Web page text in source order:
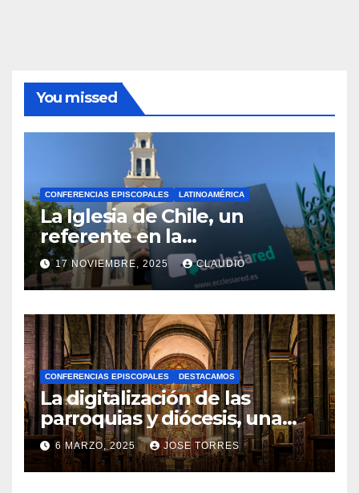
You missed
CONFERENCIAS EPISCOPALES LATINOAMÉRICA
La Iglesia de Chile, un
referente en la
transformación digital
gracias a Ecclesiared
17 NOVIEMBRE, 2025 CLAUDIO
N
O
H
A
Y
C
O
M
CONFERENCIAS EPISCOPALES DESTACAMOS
La digitalización de las
parroquias y diócesis, una
realidad ya para el futuro de
la Iglesia
6 MARZO, 2025 JOSE TORRES
N